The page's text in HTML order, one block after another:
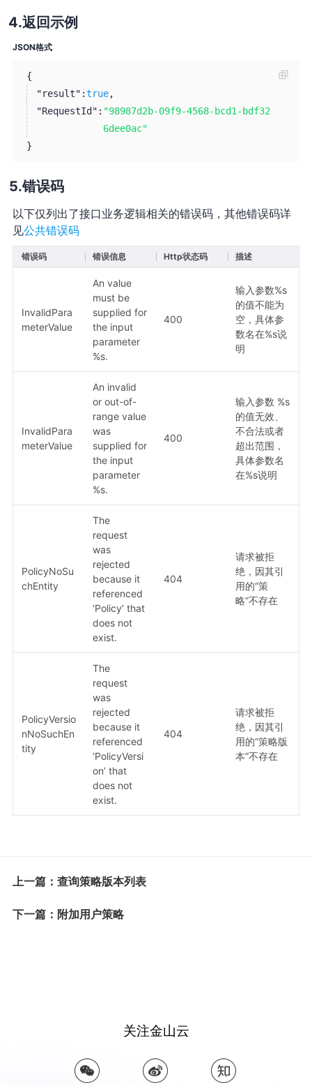
返回示例
JSON格式
{
"result":true,
"RequestId": "98987d2b-09f9-4568-bcd1-bdf32
6dee0ac"
}
错误码
以下仅列出了接口业务逻辑相关的错误码，其他错误码详
见公共错误码
错误码 错误信息 Http状态码 描述
InvalidPara
meterValue
An value
must be
supplied for
the input
parameter
%s.
400
输入参数%s
的值不能为
空，具体参
数名在%s说
明
InvalidPara
meterValue
An invalid
or out-of-
range value
was
supplied for
the input
parameter
%s.
400
输入参数 %s
的值无效、
不合法或者
超出范围，
具体参数名
在%s说明
PolicyNoSu
chEntity
The
request
was
rejected
because it
referenced
‘Policy’ that
does not
exist.
404
请求被拒
绝，因其引
用的“策
略”不存在
PolicyVersio
nNoSuchEn
tity
The
request
was
rejected
because it
referenced
‘PolicyVersi
on’ that
does not
exist.
404
请求被拒
绝，因其引
用的“策略版
本”不存在
上一篇：查询策略版本列表
下一篇：附加用户策略
关注金山云